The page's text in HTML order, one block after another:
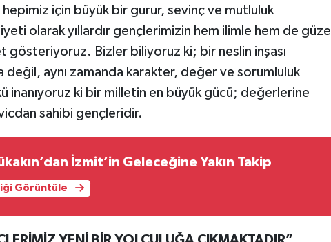
için büyük bir gurur, sevinç ve mutluluk
olarak yıllardır gençlerimizin hem ilimle hem de güzel
gösteriyoruz. Bizler biliyoruz ki; bir neslin inşası
değil, aynı zamanda karakter, değer ve sorumluluk
inanıyoruz ki bir milletin en büyük gücü; değerlerine
vicdan sahibi gençleridir.
İzmit’in Geleceğine Yakın Takip
Görüntüle